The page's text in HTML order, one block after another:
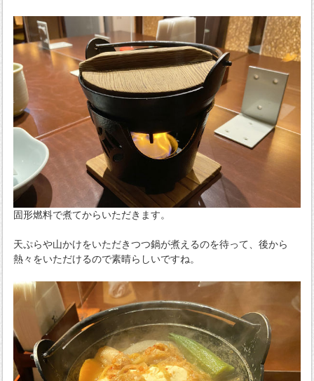
固形燃料で煮てからいただきます。
天ぷらや山かけをいただきつつ鍋が煮えるのを待って、後から
熱々をいただけるので素晴らしいですね。